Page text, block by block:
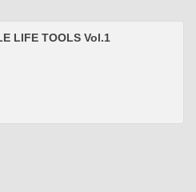
LIFE TOOLS Vol.1